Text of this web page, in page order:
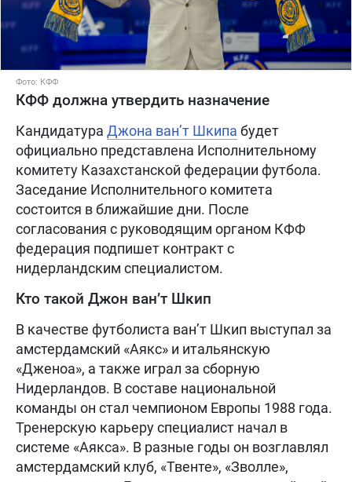
Фото: КФФ
КФФ должна утвердить назначение
Кандидатура Джона ван’т Шкипа будет
официально представлена Исполнительному
комитету Казахстанской федерации футбола.
Заседание Исполнительного комитета
состоится в ближайшие дни. После
согласования с руководящим органом КФФ
федерация подпишет контракт с
нидерландским специалистом.
Кто такой Джон ван’т Шкип
В качестве футболиста ван’т Шкип выступал за
амстердамский «Аякс» и итальянскую
«Дженоа», а также играл за сборную
Нидерландов. В составе национальной
команды он стал чемпионом Европы 1988 года.
Тренерскую карьеру специалист начал в
системе «Аякса». В разные годы он возглавлял
амстердамский клуб, «Твенте», «Зволле»,